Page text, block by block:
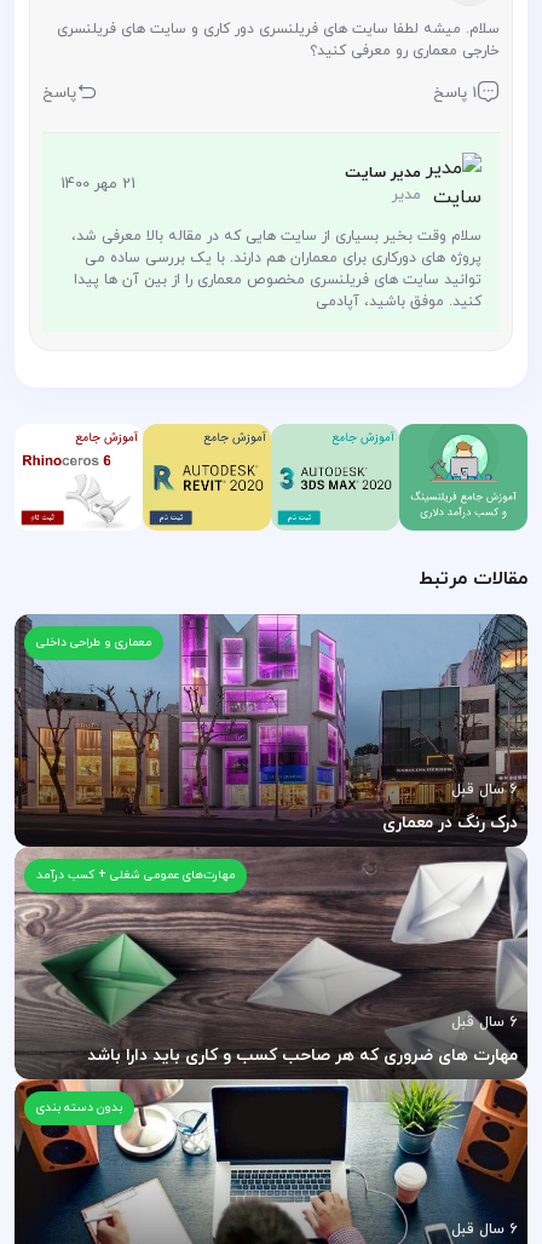
سلام. میشه لطفا سایت های فریلنسری دور کاری و سایت های فریلنسری
خارجی معماری رو معرفی کنید؟
1 پاسخ پاسخ
مدیر سایت
مدیر 21 مهر 1400
سلام وقت بخیر بسیاری از سایت هایی که در مقاله بالا معرفی شد،
پروژه های دورکاری برای معماران هم دارند. با یک بررسی ساده می
توانید سایت های فریلنسری مخصوص معماری را از بین آن ها پیدا
کنید. موفق باشید، آپادمی
مقالات مرتبط
معماری و طراحی داخلی
6 سال قبل
درک رنگ در معماری
مهارت‌های عمومی شغلی + کسب درآمد
6 سال قبل
مهارت های ضروری که هر صاحب کسب و کاری باید دارا باشد
بدون دسته بندی
6 سال قبل